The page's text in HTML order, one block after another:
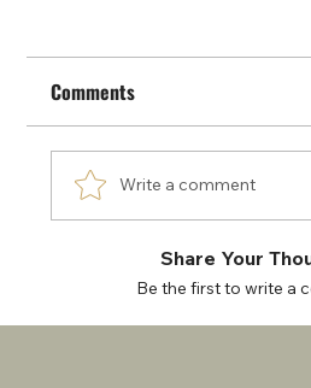
Comments
Write a comment
Share Your
Be the first to write a